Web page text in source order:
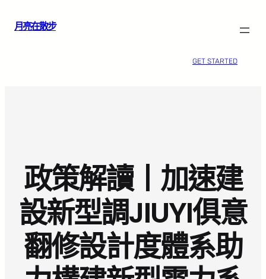
月亮在散步
GET STARTED
政策解讀丨加速建
設新型調JIUYI俱意
翻修設計度體系助